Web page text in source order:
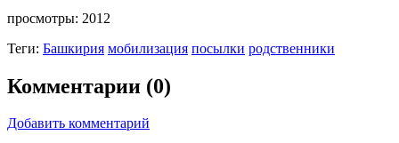
просмотры: 2012
Теги: Башкирия мобилизация посылки родственники
Комментарии (0)
Добавить комментарий